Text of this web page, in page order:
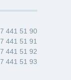
441 51 90
441 51 91
441 51 92
441 51 93